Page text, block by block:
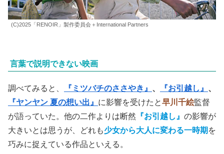
(C)2025「RENOIR」製作委員会＋International Partners
言葉で説明できない映画
調べてみると、 『ミツバチのささやき』 、 『お引越し』 、
『ヤンヤン 夏の想い出』 に影響を受けたと早川千絵監督
が語っていた。他の二作よりは断然 『お引越し』 の影響が
大きいとは思うが、どれも少女から大人に変わる一時期 を
巧みに捉えている作品といえる。